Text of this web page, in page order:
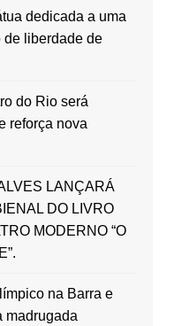
dedicada a uma
de liberdade de
do Rio será
reforça nova
LANÇARÁ
DO LIVRO
MODERNO “O
na Barra e
madrugada